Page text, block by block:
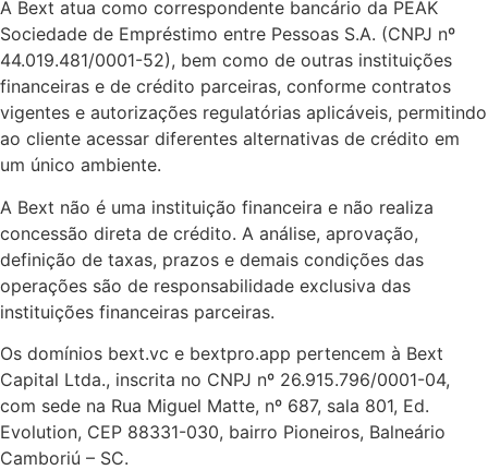
A Bext atua como correspondente bancário da PEAK
Sociedade de Empréstimo entre Pessoas S.A. (CNPJ nº
44.019.481/0001-52), bem como de outras instituições
financeiras e de crédito parceiras, conforme contratos
vigentes e autorizações regulatórias aplicáveis, permitindo
ao cliente acessar diferentes alternativas de crédito em
um único ambiente.
A Bext não é uma instituição financeira e não realiza
concessão direta de crédito. A análise, aprovação,
definição de taxas, prazos e demais condições das
operações são de responsabilidade exclusiva das
instituições financeiras parceiras.
Os domínios bext.vc e bextpro.app pertencem à Bext
Capital Ltda., inscrita no CNPJ nº 26.915.796/0001-04,
com sede na Rua Miguel Matte, nº 687, sala 801, Ed.
Evolution, CEP 88331-030, bairro Pioneiros, Balneário
Camboriú – SC.